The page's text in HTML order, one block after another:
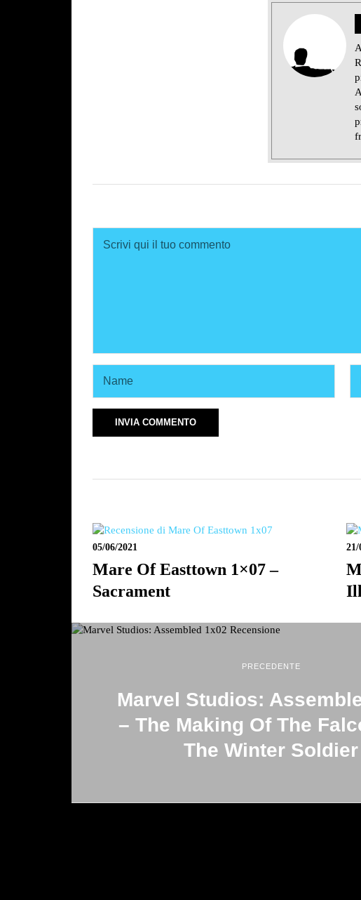
05/06/2021
Mare Of Easttown 1×07 –
Sacrament
21/
PRECEDENTE
Marvel Studios:
– The Making Of The
The Winter Soldier